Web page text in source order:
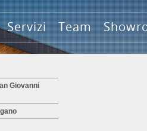
Servizi Team
Giovanni